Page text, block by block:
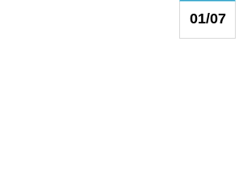
01/07